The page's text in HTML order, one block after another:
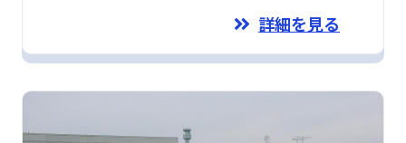
詳細を見る